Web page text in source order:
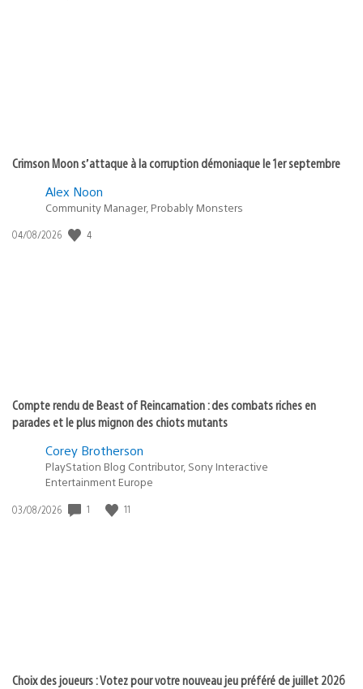
Crimson Moon s’attaque à la corruption démoniaque le 1er septembre
Alex Noon
Community Manager, Probably Monsters
Date
04/08/2026 4
Compte rendu de Beast of Reincarnation : des combats riches en
parades et le plus mignon des chiots mutants
Corey Brotherson
PlayStation Blog Contributor, Sony Interactive
Entertainment Europe
Date
03/08/2026 1 11
Choix des joueurs : Votez pour votre nouveau jeu préféré de juillet 2026